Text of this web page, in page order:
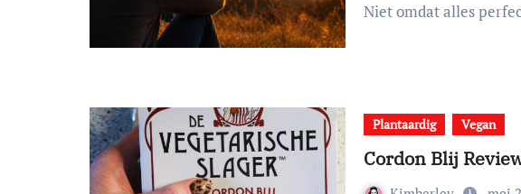
Niet omdat alles
Plantaardig Vegan
Cordon Blij